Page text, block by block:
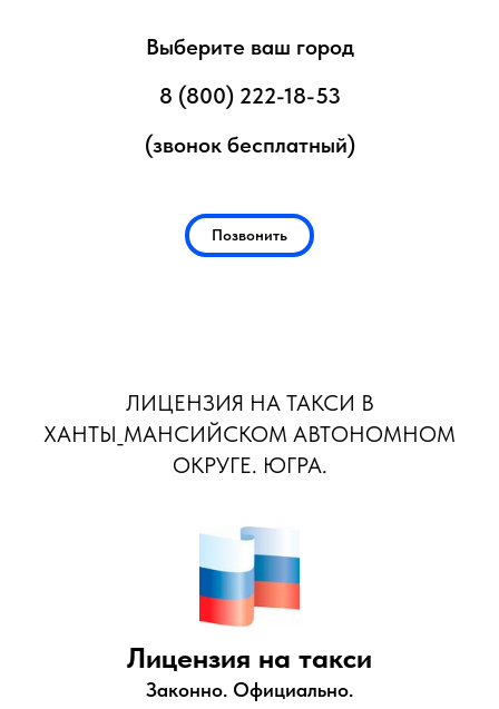
Выберите ваш город
8 (800) 222-18-53
(звонок бесплатный)
Позвонить
ЛИЦЕНЗИЯ НА ТАКСИ В
ХАНТЫ_МАНСИЙСКОМ АВТОНОМНОМ
ОКРУГЕ. ЮГРА.
Лицензия на такси
Законно. Официально.